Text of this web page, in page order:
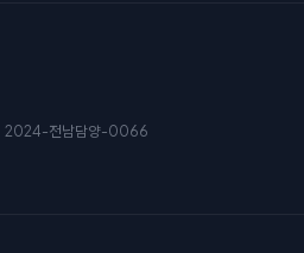
2024-전남담양-0066